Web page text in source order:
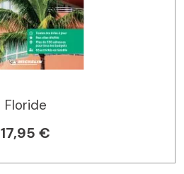
Floride
17,95 €